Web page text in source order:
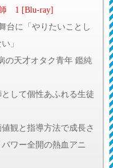
1 [Blu-ray]
台に「やりたいことし
」
の天才オタク青年 鑑純
して個性あふれる生徒
観と指導方法で成長さ
ワー全開の熱血アニ